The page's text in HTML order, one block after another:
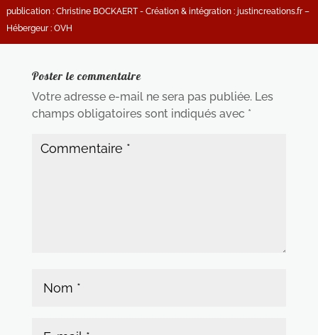
publication : Christine BOCKAERT - Création & intégration : justincreations.fr –
Hébergeur : OVH
Poster le commentaire
Votre adresse e-mail ne sera pas publiée. Les
champs obligatoires sont indiqués avec *